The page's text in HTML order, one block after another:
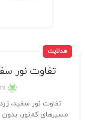
هدلایت
تفاوت نور
تفاوت نور سفید،
مسیرهای کم‌نور،